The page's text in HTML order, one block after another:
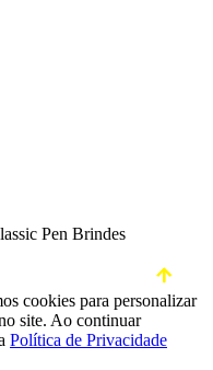
Pen Brindes
cookies para personalizar
site. Ao continuar
Política de Privacidade